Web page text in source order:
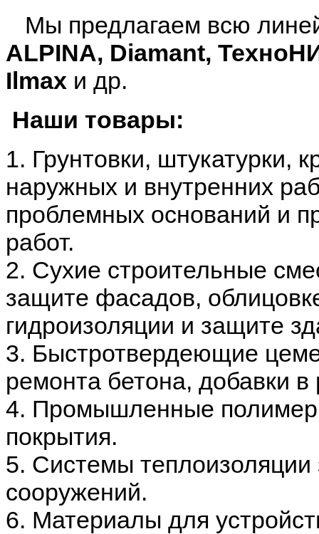
Мы предлагаем всю
ALPINA, Diamant,
Ilmax и др.
Наши товары:
1. Грунтовки, штукатурки,
наружных и внутренних
проблемных оснований и
работ.
2. Сухие строительные
защите фасадов,
гидроизоляции и защите
3. Быстротвердеющие
ремонта бетона, добавки
4. Промышленные
покрытия.
5. Системы теплоизоляции
сооружений.
6. Материалы для